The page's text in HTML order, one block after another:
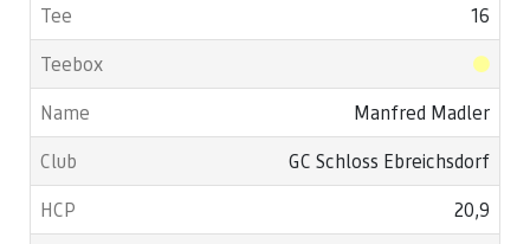
16
Manfred Madler
GC Schloss Ebreichsdorf
20,9